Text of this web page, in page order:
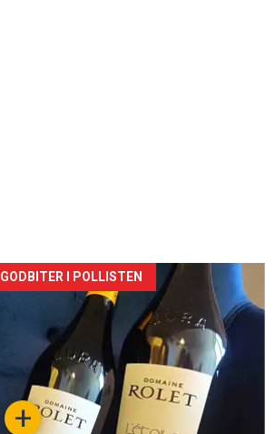
Forsiden
akkurat
nå
+
GODBITER I POLLISTEN